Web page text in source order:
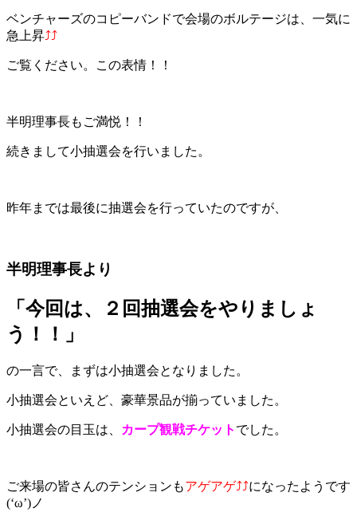
ベンチャーズのコピーバンドで会場のボルテージは、一気に
急上昇⤴⤴
ご覧ください。この表情！！
半明理事長もご満悦！！
続きまして小抽選会を行いました。
昨年までは最後に抽選会を行っていたのですが、
半明理事長より
「今回は、２回抽選会をやりましょ
う！！」
の一言で、まずは小抽選会となりました。
小抽選会といえど、豪華景品が揃っていました。
小抽選会の目玉は、 カープ観戦チケット でした。
ご来場の皆さんのテンションもアゲアゲ⤴⤴になったようです
(‘ω’)ノ